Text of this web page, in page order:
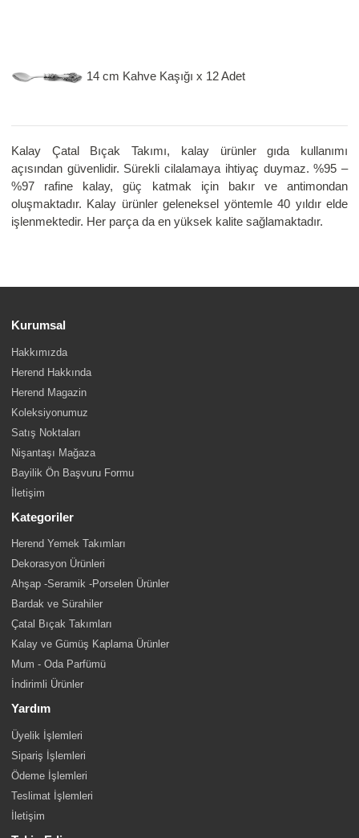
14 cm Kahve Kaşığı x 12 Adet
Kalay Çatal Bıçak Takımı, kalay ürünler gıda kullanımı
açısından güvenlidir. Sürekli cilalamaya ihtiyaç duymaz. %95 –
%97 rafine kalay, güç katmak için bakır ve antimondan
oluşmaktadır. Kalay ürünler geleneksel yöntemle 40 yıldır elde
işlenmektedir. Her parça da en yüksek kalite sağlamaktadır.
Kurumsal
Hakkımızda
Herend Hakkında
Herend Magazin
Koleksiyonumuz
Satış Noktaları
Nişantaşı Mağaza
Bayilik Ön Başvuru Formu
İletişim
Kategoriler
Herend Yemek Takımları
Dekorasyon Ürünleri
Ahşap -Seramik -Porselen Ürünler
Bardak ve Sürahiler
Çatal Bıçak Takımları
Kalay ve Gümüş Kaplama Ürünler
Mum - Oda Parfümü
İndirimli Ürünler
Yardım
Üyelik İşlemleri
Sipariş İşlemleri
Ödeme İşlemleri
Teslimat İşlemleri
İletişim